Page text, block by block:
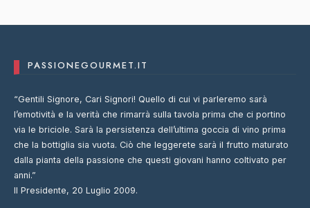
PASSIONEGOURMET.IT
“Gentili Signore, Cari Signori! Quello di cui vi parleremo sarà
l’emotività e la verità che rimarrà sulla tavola prima che ci portino
via le briciole. Sarà la persistenza dell’ultima goccia di vino prima
che la bottiglia sia vuota. Ciò che leggerete sarà il frutto maturato
dalla pianta della passione che questi giovani hanno coltivato per
anni.”
Il Presidente, 20 Luglio 2009.